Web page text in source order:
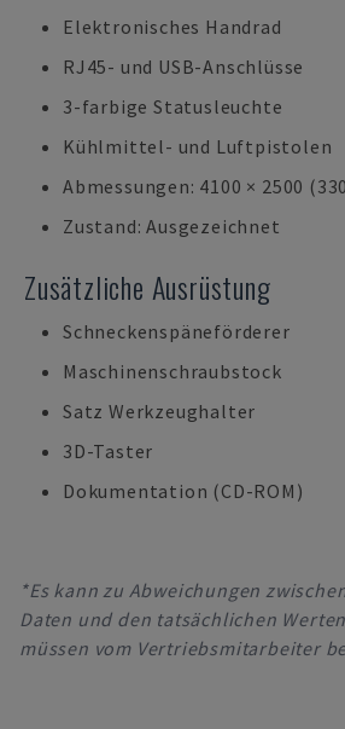
Elektronisches Handrad
RJ45- und USB-Anschlüsse
3-farbige Statusleuchte
Kühlmittel- und Luftpistolen
Abmessungen: 4100 × 2500
Zustand: Ausgezeichnet
Zusätzliche Ausrüstung
Schneckenspäneförderer
Maschinenschraubstock
Satz Werkzeughalter
3D-Taster
Dokumentation (CD-ROM)
*Es kann zu Abweichungen
Daten und den tatsächlichen
müssen vom Vertriebsmitarbeiter